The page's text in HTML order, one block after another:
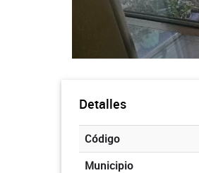
Detalles
Código
Municipio